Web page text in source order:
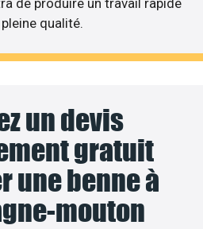
qualité.
un devis
gratuit
une benne à
mouton